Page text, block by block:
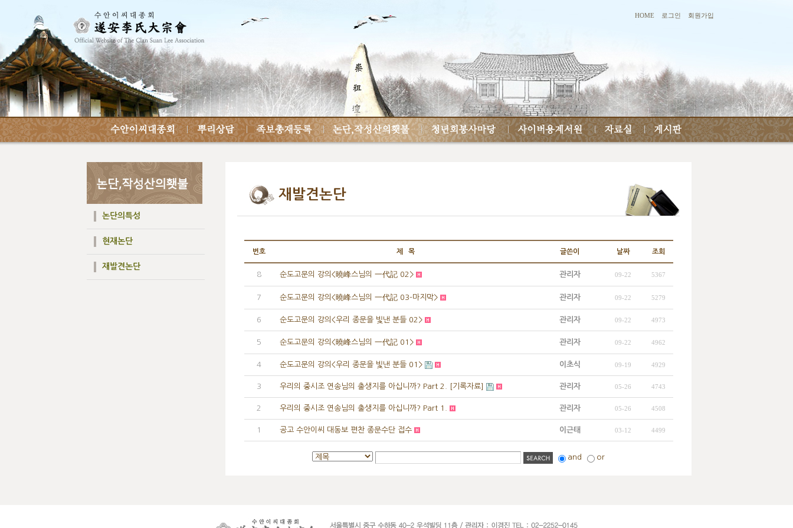
HOME 로그인 회원가입
논단의특성
현재논단
재발견논단
재발견논단
번호 제 목 글쓴이 날짜 조회
8 순도고문의 강의<曉峰스님의 一代記 02> 관리자 09-22 5367
7 순도고문의 강의<曉峰스님의 一代記 03-마지막> 관리자 09-22 5279
6 순도고문의 강의<우리 종문을 빛낸 분들 02> 관리자 09-22 4973
5 순도고문의 강의<曉峰스님의 一代記 01> 관리자 09-22 4962
4 순도고문의 강의<우리 종문을 빛낸 분들 01> 이초식 09-19 4929
3 우리의 중시조 연송님의 출생지를 아십니까? Part 2. [기록자료] 관리자 05-26 4743
2 우리의 중시조 연송님의 출생지를 아십니까? Part 1. 관리자 05-26 4508
1 공고 수안이씨 대동보 편찬 종문수단 접수 이근태 03-12 4499
and or